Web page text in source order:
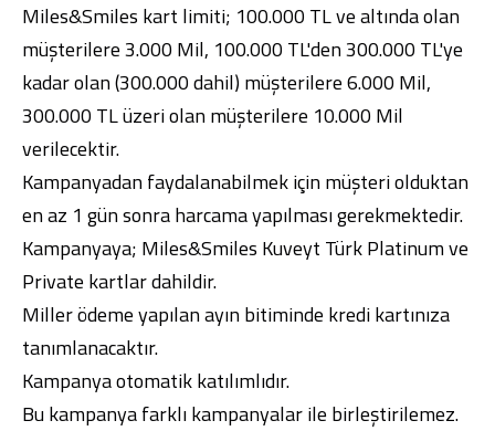
Miles&Smiles kart limiti; 100.000 TL ve altında olan
müşterilere 3.000 Mil, 100.000 TL'den 300.000 TL'ye
kadar olan (300.000 dahil) müşterilere 6.000 Mil,
300.000 TL üzeri olan müşterilere 10.000 Mil
verilecektir.
Kampanyadan faydalanabilmek için müşteri olduktan
en az 1 gün sonra harcama yapılması gerekmektedir.
Kampanyaya; Miles&Smiles Kuveyt Türk Platinum ve
Private kartlar dahildir.
Miller ödeme yapılan ayın bitiminde kredi kartınıza
tanımlanacaktır.
Kampanya otomatik katılımlıdır.
Bu kampanya farklı kampanyalar ile birleştirilemez.